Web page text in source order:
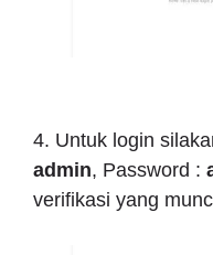
4. Untuk login
admin, Password :
verifikasi yang